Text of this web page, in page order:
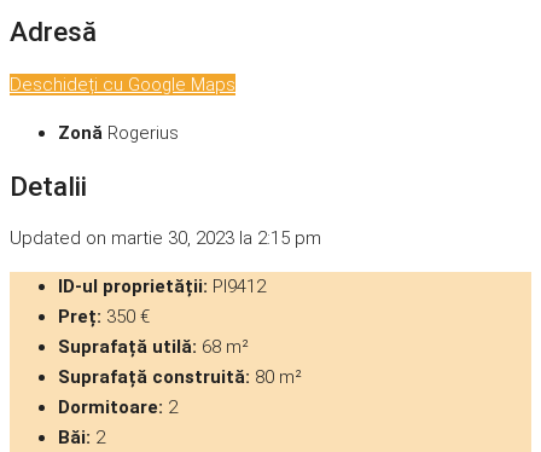
Adresă
Deschideți cu Google Maps
Zonă Rogerius
Detalii
Updated on martie 30, 2023 la 2:15 pm
ID-ul proprietății: PI9412
Preț: 350 €
Suprafață utilă: 68 m²
Suprafață construită: 80 m²
Dormitoare: 2
Băi: 2